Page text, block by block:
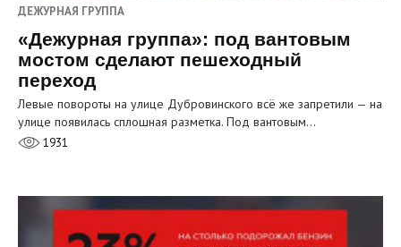
ДЕЖУРНАЯ ГРУППА
«Дежурная группа»: под вантовым
мостом сделают пешеходный
переход
Левые повороты на улице Дубровинского всё же запретили — на
улице появилась сплошная разметка. Под вантовым…
1931